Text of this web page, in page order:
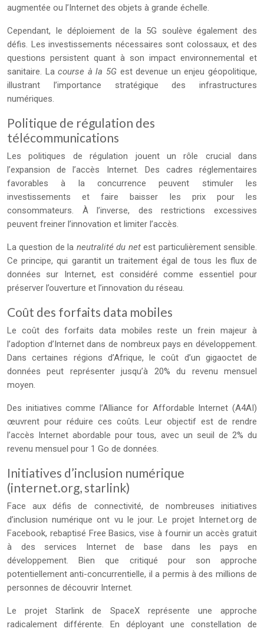
augmentée ou l’Internet des objets à grande échelle.
Cependant, le déploiement de la 5G soulève également des
défis. Les investissements nécessaires sont colossaux, et des
questions persistent quant à son impact environnemental et
sanitaire. Lacourse à la 5G est devenue un enjeu géopolitique,
illustrant l’importance stratégique des infrastructures
numériques.
Politique de régulation des
télécommunications
Les politiques de régulation jouent un rôle crucial dans
l’expansion de l’accès Internet. Des cadres réglementaires
favorables à la concurrence peuvent stimuler les
investissements et faire baisser les prix pour les
consommateurs. À l’inverse, des restrictions excessives
peuvent freiner l’innovation et limiter l’accès.
La question de la neutralité du netest particulièrement sensible.
Ce principe, qui garantit un traitement égal de tous les flux de
données sur Internet, est considéré comme essentiel pour
préserver l’ouverture et l’innovation du réseau.
Coût des forfaits data mobiles
Le coût des forfaits data mobiles reste un frein majeur à
l’adoption d’Internet dans de nombreux pays en développement.
Dans certaines régions d’Afrique, le coût d’un gigaoctet de
données peut représenter jusqu’à 20% du revenu mensuel
moyen.
Des initiatives comme l’Alliance for Affordable Internet (A4AI)
œuvrent pour réduire ces coûts. Leur objectif est de rendre
l’accès Internet abordable pour tous, avec un seuil de 2% du
revenu mensuel pour 1 Go de données.
Initiatives d’inclusion numérique
(internet.org, starlink)
Face aux défis de connectivité, de nombreuses initiatives
d’inclusion numérique ont vu le jour. Le projet Internet.org de
Facebook, rebaptisé Free Basics, vise à fournir un accès gratuit
à des services Internet de base dans les pays en
développement. Bien que critiqué pour son approche
potentiellement anti-concurrentielle, il a permis à des millions de
personnes de découvrir Internet.
Le projet Starlink de SpaceX représente une approche
radicalement différente. En déployant une constellation de